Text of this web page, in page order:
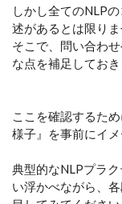
しかし全てのNLP
述があるとは限りま
そこで、問い合わ
な点を補足しておき
ここを確認するた
様子』を事前にイ
典型的なNLPプラ
い浮かべながら、